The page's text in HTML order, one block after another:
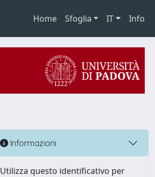
Home Sfoglia IT Info
Informazioni
Utilizza questo identificativo per